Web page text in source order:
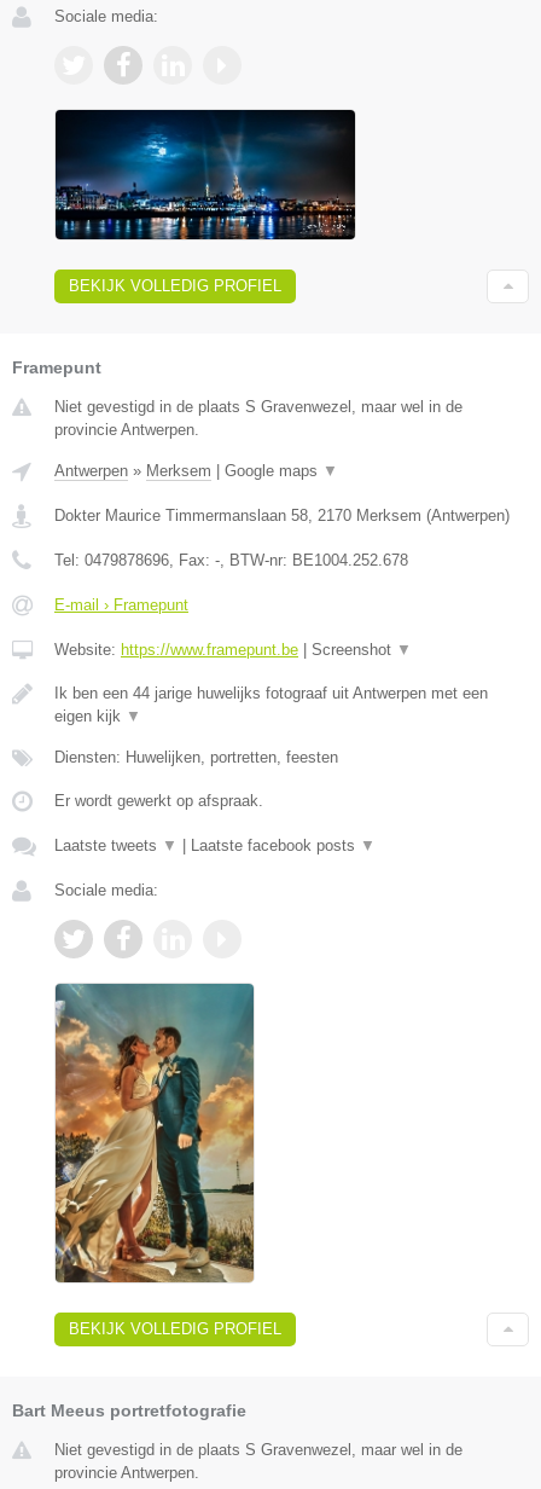
Sociale media:
BEKIJK VOLLEDIG PROFIEL
Framepunt
Niet gevestigd in de plaats S Gravenwezel, maar wel in de
provincie Antwerpen.
Antwerpen » Merksem Google maps ▼
Dokter Maurice Timmermanslaan 58, 2170 Merksem (Antwerpen)
Tel: 0479878696, Fax: -, BTW-nr: BE1004.252.678
E-mail › Framepunt
Website: https://www.framepunt.be Screenshot ▼
Ik ben een 44 jarige huwelijks fotograaf uit Antwerpen met een
eigen kijk ▼
Diensten: Huwelijken, portretten, feesten
Er wordt gewerkt op afspraak.
Laatste tweets ▼ Laatste facebook posts ▼
Sociale media:
BEKIJK VOLLEDIG PROFIEL
Bart Meeus portretfotografie
Niet gevestigd in de plaats S Gravenwezel, maar wel in de
provincie Antwerpen.